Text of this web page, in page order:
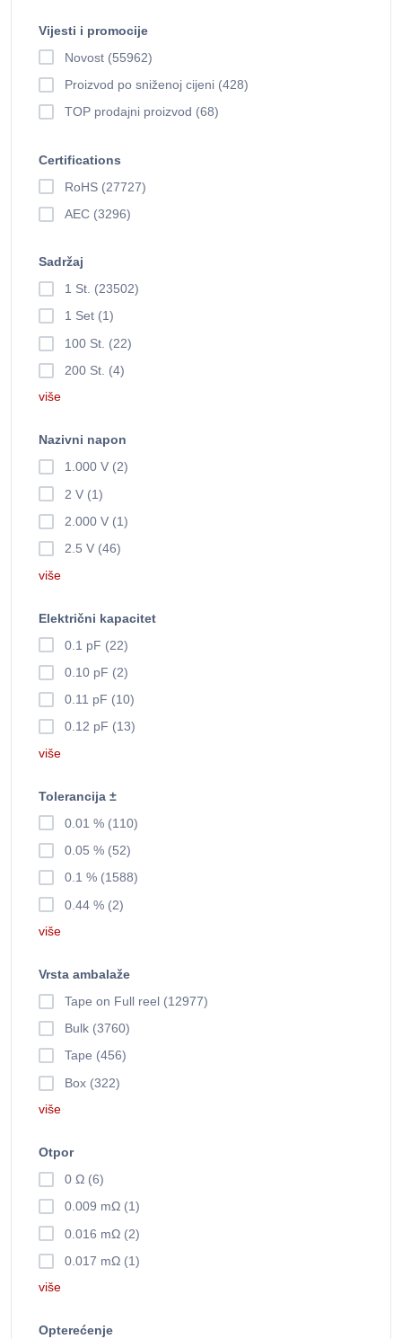
Vijesti i promocije
Novost (55962)
Proizvod po sniženoj cijeni (428)
TOP prodajni proizvod (68)
Certifications
RoHS (27727)
AEC (3296)
Sadržaj
1 St. (23502)
1 Set (1)
100 St. (22)
200 St. (4)
više
Nazivni napon
1.000 V (2)
2 V (1)
2.000 V (1)
2.5 V (46)
više
Električni kapacitet
0.1 pF (22)
0.10 pF (2)
0.11 pF (10)
0.12 pF (13)
više
Tolerancija ±
0.01 % (110)
0.05 % (52)
0.1 % (1588)
0.44 % (2)
više
Vrsta ambalaže
Tape on Full reel (12977)
Bulk (3760)
Tape (456)
Box (322)
više
Otpor
0 Ω (6)
0.009 mΩ (1)
0.016 mΩ (2)
0.017 mΩ (1)
više
Opterećenje